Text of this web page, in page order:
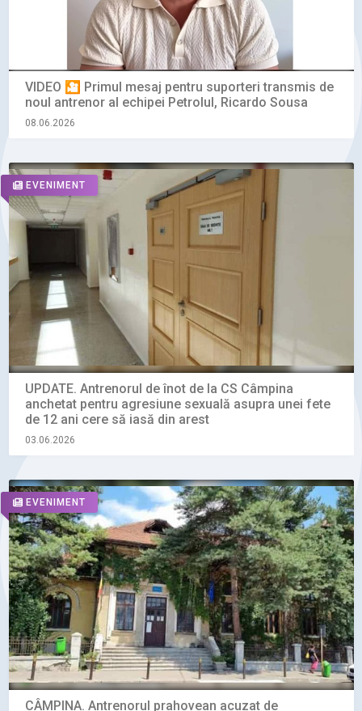
VIDEO 🎦 Primul mesaj pentru suporteri transmis de
noul antrenor al echipei Petrolul, Ricardo Sousa
08.06.2026
EVENIMENT
UPDATE. Antrenorul de înot de la CS Câmpina
anchetat pentru agresiune sexuală asupra unei fete
de 12 ani cere să iasă din arest
03.06.2026
EVENIMENT
CÂMPINA. Antrenorul prahovean acuzat de